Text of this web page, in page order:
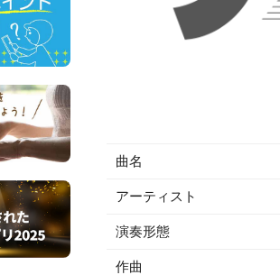
曲名
アーティスト
演奏形態
作曲